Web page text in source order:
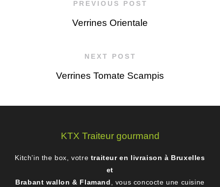
PREVIOUS POST
Verrines Orientale
NEXT POST
Verrines Tomate Scampis
KTX Traiteur gourmand
Kitch’in the box, votre traiteur en livraison à Bruxelles
et
Brabant wallon & Flamand , vous concocte une cuisine